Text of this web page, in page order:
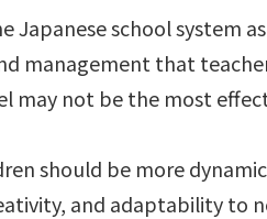
Japanese school system
management that
may not be the most
should be more
and adaptability to